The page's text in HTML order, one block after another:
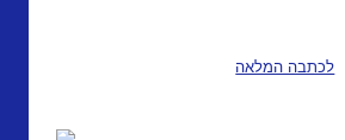
לכתבה המלאה